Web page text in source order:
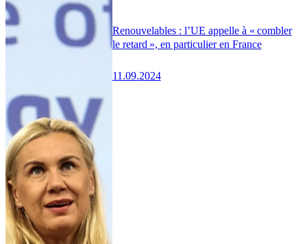
Renouvelables : l’UE appelle à « combler
le retard », en particulier en France
11.09.2024